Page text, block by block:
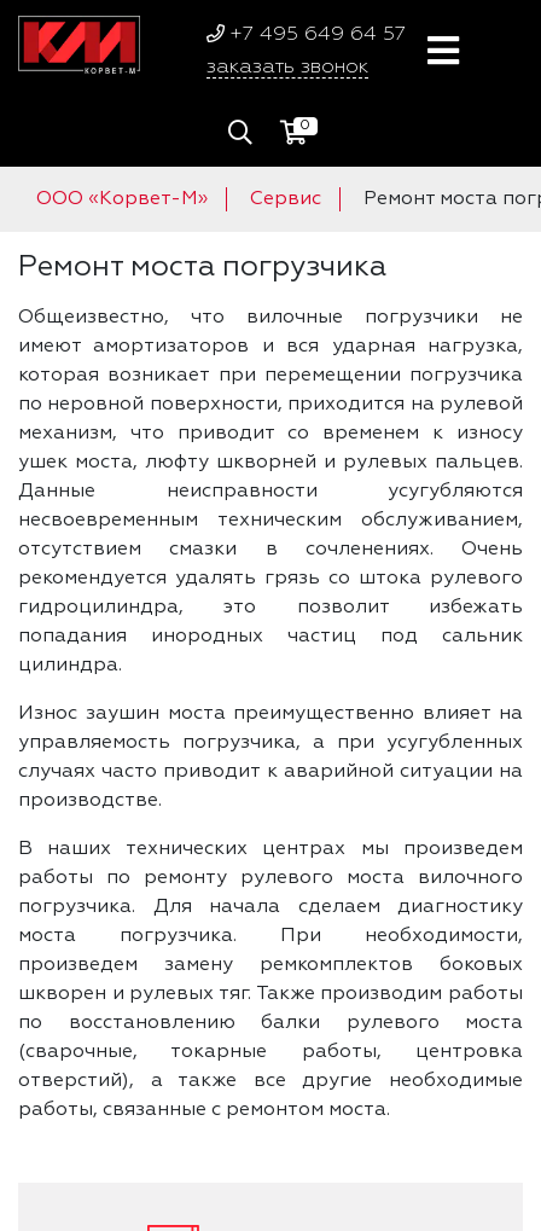
+7 495 649 64 57
заказать звонок
0
ООО «Корвет-М» Сервис Ремонт моста
Ремонт моста погрузчика
Общеизвестно, что вилочные погрузчики не
имеют амортизаторов и вся ударная нагрузка,
которая возникает при перемещении погрузчика
по неровной поверхности, приходится на рулевой
механизм, что приводит со временем к износу
ушек моста, люфту шкворней и рулевых пальцев.
Данные неисправности усугубляются
несвоевременным техническим обслуживанием,
отсутствием смазки в сочленениях. Очень
рекомендуется удалять грязь со штока рулевого
гидроцилиндра, это позволит избежать
попадания инородных частиц под сальник
цилиндра.
Износ заушин моста преимущественно влияет на
управляемость погрузчика, а при усугубленных
случаях часто приводит к аварийной ситуации на
производстве.
В наших технических центрах мы произведем
работы по ремонту рулевого моста вилочного
погрузчика. Для начала сделаем диагностику
моста погрузчика. При необходимости,
произведем замену ремкомплектов боковых
шкворен и рулевых тяг. Также производим работы
по восстановлению балки рулевого моста
(сварочные, токарные работы, центровка
отверстий), а также все другие необходимые
работы, связанные с ремонтом моста.